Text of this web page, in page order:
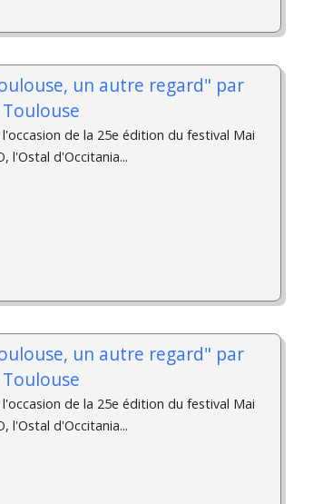
un autre regard" par
de la 25e édition du festival Mai
l'Ostal d'Occitania...
un autre regard" par
de la 25e édition du festival Mai
l'Ostal d'Occitania...